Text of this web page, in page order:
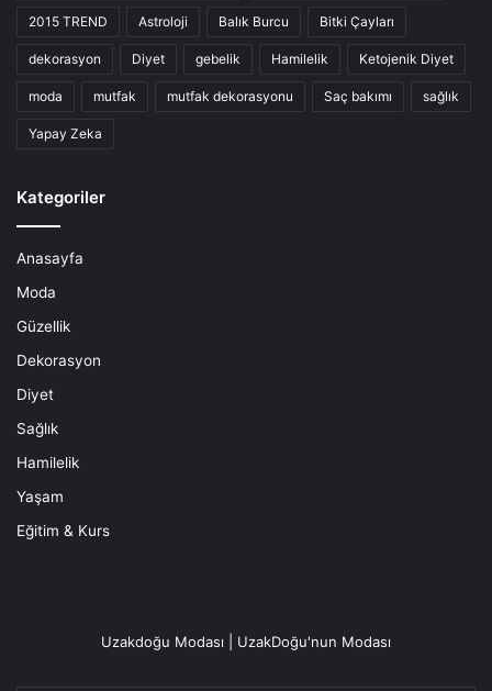
2015 TREND Astroloji Balık Burcu Bitki Çayları
dekorasyon Diyet gebelik Hamilelik Ketojenik Diyet
moda mutfak mutfak dekorasyonu Saç bakımı sağlık
Yapay Zeka
Kategoriler
Anasayfa
Moda
Güzellik
Dekorasyon
Diyet
Sağlık
Hamilelik
Yaşam
Eğitim & Kurs
Uzakdoğu Modası | UzakDoğu'nun Modası